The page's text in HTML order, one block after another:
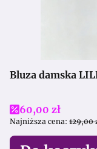
Cena promocyjna
60,00 zł
Najniższa cena: 129,00